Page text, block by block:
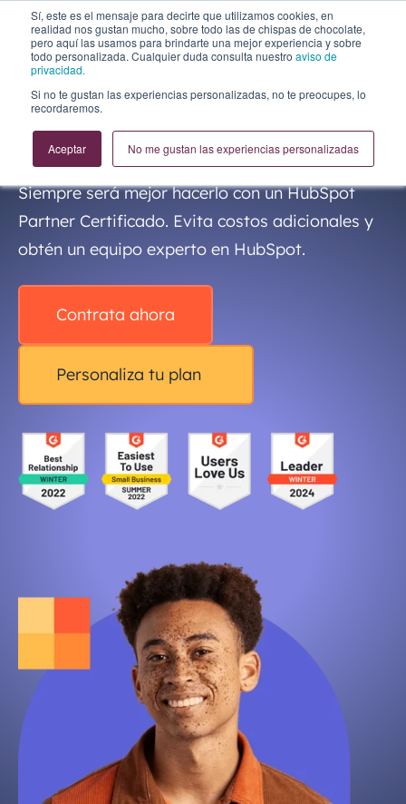
Sí, este es el mensaje para decirte que utilizamos cookies, en
realidad nos gustan mucho, sobre todo las de chispas de chocolate,
pero aquí las usamos para brindarte una mejor experiencia y sobre
todo personalizada. Cualquier duda consulta nuestro aviso de
privacidad.
Si no te gustan las experiencias personalizadas, no te preocupes, lo
recordaremos.
Aceptar No me gustan las experiencias personalizadas
AL INFINITO, Y MÁS ALLÁ!
HubSpotSupport
Siempre será mejor hacerlo con un HubSpot
Partner Certificado. Evita costos adicionales y
obtén un equipo experto en HubSpot.
Contrata ahora
Personaliza tu plan